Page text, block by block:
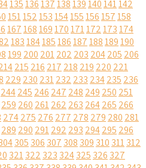
135136137138139140141142
151152153154155156157158
167168169170171172173174
183184185186187188189190
199 200 201202 203 204205 206
215 216 217 218 219 220 221
229 230 231232 233 234235 236
244245 246 247 248 249 250 251
259 260 261262 263 264265 266
274275 276 277 278 279 280 281
289 290 291292 293 294295 296
305 306 307 308 309 310 311312
321322 323 324325 326 327